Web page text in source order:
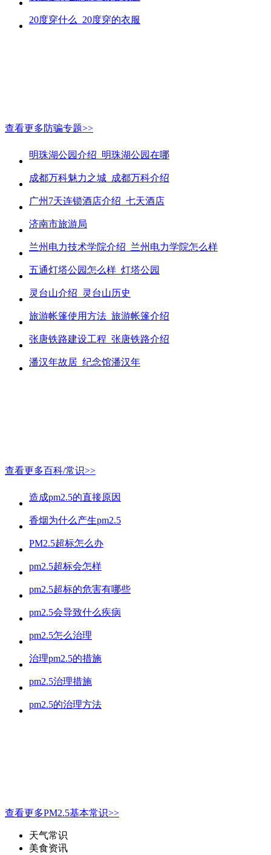
20度穿什么_20度穿的衣服
查看更多防骗专题>>
明珠湖公园介绍_明珠湖公园在哪
成都万科魅力之城_成都万科介绍
广州7天连锁酒店介绍_七天酒店
济南市旅游局
兰州电力技术学院介绍_兰州电力学院怎么样
五通灯塔公园怎么样_灯塔公园
灵台山介绍_灵台山历史
旅游帐篷使用方法_旅游帐篷介绍
张唐铁路建设工程_张唐铁路介绍
潘汉年故居_纪念馆潘汉年
查看更多百科/常识>>
造成pm2.5的直接原因
香烟为什么产生pm2.5
PM2.5超标怎么办
pm2.5超标会怎样
pm2.5超标的危害有哪些
pm2.5会导致什么疾病
pm2.5怎么治理
治理pm2.5的措施
pm2.5治理措施
pm2.5的治理方法
查看更多PM2.5基本常识>>
天气常识
美食资讯